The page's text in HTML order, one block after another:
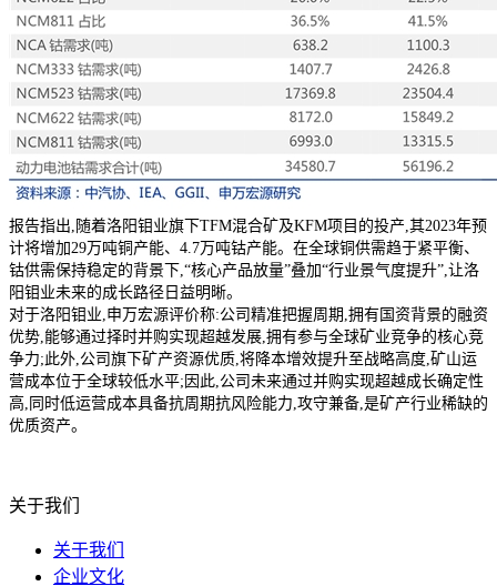
报告指出,随着洛阳钼业旗下TFM混合矿及KFM项目的投产,其2023年预
计将增加29万吨铜产能、4.7万吨钴产能。在全球铜供需趋于紧平衡、
钴供需保持稳定的背景下,“核心产品放量”叠加“行业景气度提升”,让洛
阳钼业未来的成长路径日益明晰。
对于洛阳钼业,申万宏源评价称:公司精准把握周期,拥有国资背景的融资
优势,能够通过择时并购实现超越发展,拥有参与全球矿业竞争的核心竞
争力;此外,公司旗下矿产资源优质,将降本增效提升至战略高度,矿山运
营成本位于全球较低水平;因此,公司未来通过并购实现超越成长确定性
高,同时低运营成本具备抗周期抗风险能力,攻守兼备,是矿产行业稀缺的
优质资产。
关于我们
关于我们
企业文化